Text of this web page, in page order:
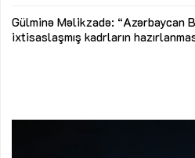
Gülminə Məlikzadə: “Azərbaycan
ixtisaslaşmış kadrların